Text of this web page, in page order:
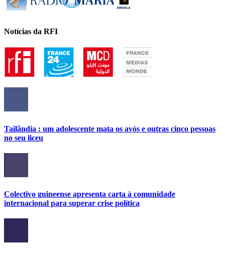
Notícias da RFI
Tailândia : um adolescente mata os avós e outras cinco pessoas
no seu liceu
Colectivo guineense apresenta carta à comunidade
internacional para superar crise política